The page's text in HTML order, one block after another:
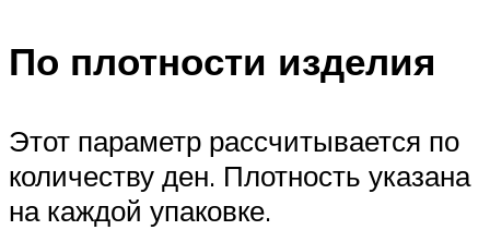
По плотности изделия
Этот параметр рассчитывается по
количеству ден. Плотность указана
на каждой упаковке.